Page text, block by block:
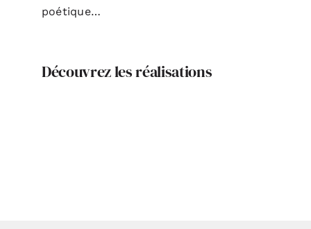
poétique…
Découvrez les réalisations